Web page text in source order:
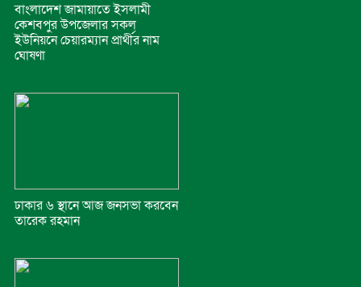
বাংলাদেশ জামায়াতে ইসলামী
কেশবপুর উপজেলার সকল
ইউনিয়নে চেয়ারম্যান প্রার্থীর নাম
ঘোষণা
ঢাকার ৬ স্থানে আজ জনসভা করবেন
তারেক রহমান